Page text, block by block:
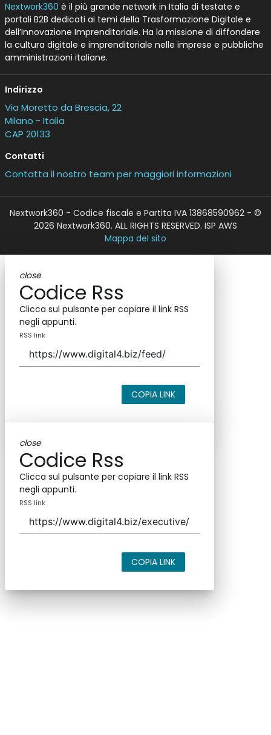
Nextwork360 è il più grande network in Italia di testate e
portali B2B dedicati ai temi della Trasformazione Digitale e
dell’Innovazione Imprenditoriale. Ha la missione di diffondere
la cultura digitale e imprenditoriale nelle imprese e pubbliche
amministrazioni italiane.
Indirizzo
Via Moretto da Brescia, 22
Milano - Italia
CAP 20133
Contatti
Contatta il nostro team per maggiori informazioni
Nextwork360 - Codice fiscale e Partita IVA 13868590962 - ©
2026 Nextwork360. ALL RIGHTS RESERVED. ISP AWS
Mappa del sito
close
Codice Rss
Clicca sul pulsante per copiare il link RSS
negli appunti.
RSS link
COPIA LINK
close
Codice Rss
Clicca sul pulsante per copiare il link RSS
negli appunti.
RSS link
COPIA LINK